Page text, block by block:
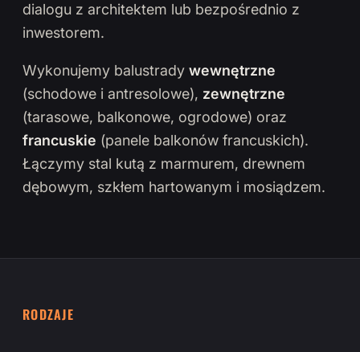
dialogu z architektem lub bezpośrednio z
inwestorem.
Wykonujemy balustrady wewnętrzne
(schodowe i antresolowe), zewnętrzne
(tarasowe, balkonowe, ogrodowe) oraz
francuskie (panele balkonów francuskich).
Łączymy stal kutą z marmurem, drewnem
dębowym, szkłem hartowanym i mosiądzem.
RODZAJE